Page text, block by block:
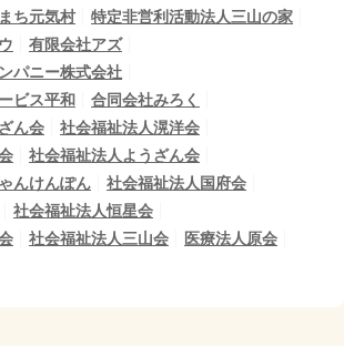
ち元気村
特定非営利活動法人三山の家
有限会社アズ
パニー株式会社
ビス平和
合同会社みろく
ん会
社会福祉法人滉洋会
社会福祉法人ようざん会
んけんぽん
社会福祉法人国府会
社会福祉法人恒星会
社会福祉法人三山会
医療法人原会